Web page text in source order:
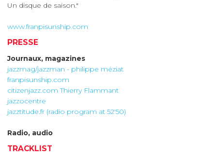
Un disque de saison."
www.franpisunship.com
PRESSE
Journaux, magazines
jazzmag/jazzman - philippe méziat
franpisunship.com
citizenjazz.com Thierry Flammant
jazzocentre
jazztitude.fr (radio program at 52'50)
Radio, audio
TRACKLIST